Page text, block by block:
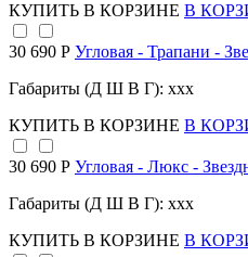
КУПИТЬ В КОРЗИНЕ В
30 690 Р Угловая - Трапани -
Габариты (Д Ш В Г): xxx
КУПИТЬ В КОРЗИНЕ В
30 690 Р Угловая - Люкс -
Габариты (Д Ш В Г): xxx
КУПИТЬ В КОРЗИНЕ В